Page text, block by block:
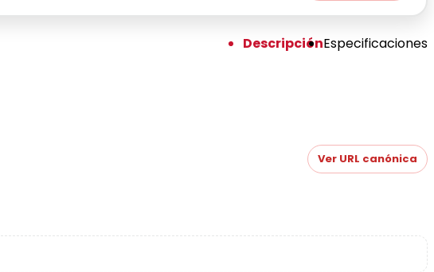
DescripciónEspecificaciones
Ver URL canónica